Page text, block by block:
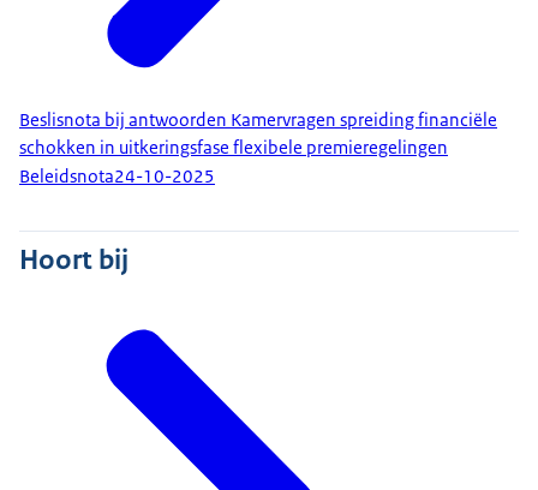
Beslisnota bij antwoorden Kamervragen spreiding financiële
schokken in uitkeringsfase flexibele premieregelingen
Beleidsnota24-10-2025
Hoort bij